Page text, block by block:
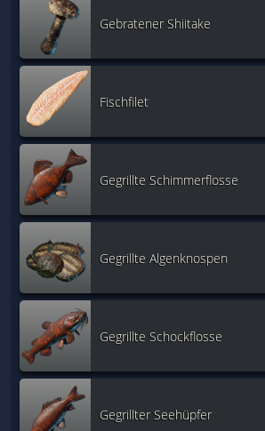
Gebratener Shiitake
Fischfilet
Gegrillte Schimmerflosse
Gegrillte Algenknospen
Gegrillte Schockflosse
Gegrillter Seehüpfer